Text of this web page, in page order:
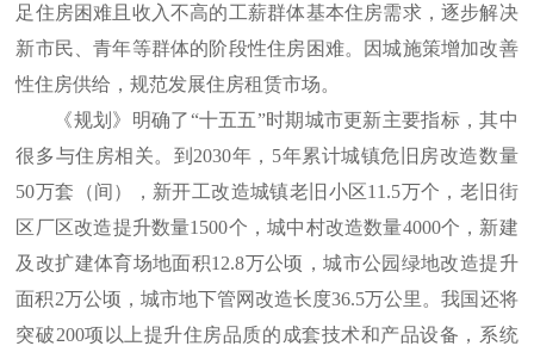
足住房困难且收入不高的工薪群体基本住房需求，逐步解决
新市民、青年等群体的阶段性住房困难。因城施策增加改善
性住房供给，规范发展住房租赁市场。
《规划》明确了“十五五”时期城市更新主要指标，其中
很多与住房相关。到2030年，5年累计城镇危旧房改造数量
50万套（间），新开工改造城镇老旧小区11.5万个，老旧街
区厂区改造提升数量1500个，城中村改造数量4000个，新建
及改扩建体育场地面积12.8万公顷，城市公园绿地改造提升
面积2万公顷，城市地下管网改造长度36.5万公里。我国还将
突破200项以上提升住房品质的成套技术和产品设备，系统